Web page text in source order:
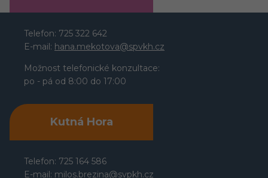
Telefon: 725 322 642
E-mail: hana.mekotova@spvkh.cz
Možnost telefonické konzultace:
po - pá od 8:00 do 17:00
Kutná Hora
Telefon: 725 164 586
E-mail: milos.brezina@svpkh.cz